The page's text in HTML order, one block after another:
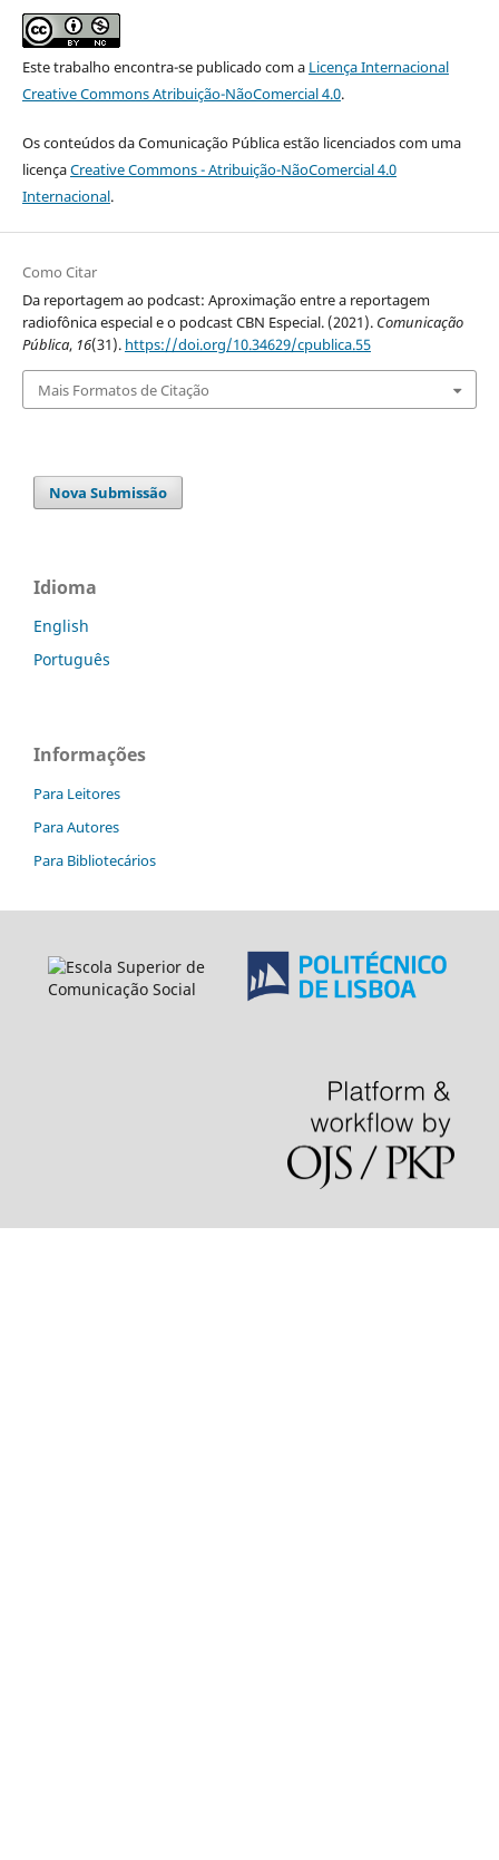
Este trabalho encontra-se publicado com a Licença Internacional
Creative Commons Atribuição-NãoComercial 4.0.
Os conteúdos da Comunicação Pública estão licenciados com uma
licençaCreative Commons - Atribuição-NãoComercial 4.0
Internacional.
Como Citar
Da reportagem ao podcast: Aproximação entre a reportagem
radiofônica especial e o podcast CBN Especial. (2021). Comunicação
Pública, 16(31). https://doi.org/10.34629/cpublica.55
Mais Formatos de Citação
Nova Submissão
Idioma
English
Português
Informações
Para Leitores
Para Autores
Para Bibliotecários